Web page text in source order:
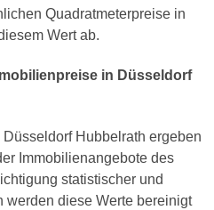
Quadratmeterpreise in
Wert ab.
in Düsseldorf
Hubbelrath ergeben
Immobilienangebote des
statistischer und
werden diese Werte bereinigt